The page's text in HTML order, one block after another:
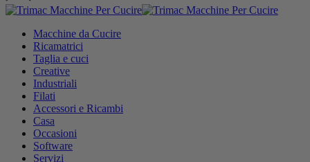
Macchine da Cucire
Ricamatrici
Taglia e cuci
Creative
Industriali
Filati
Accessori e Ricambi
Casa
Occasioni
Software
Servizi